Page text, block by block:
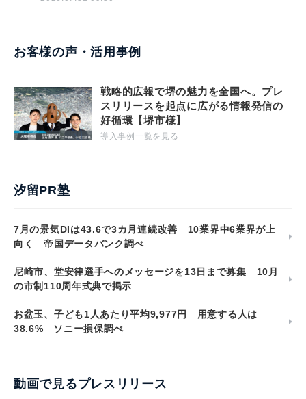
お客様の声・活用事例
戦略的広報で堺の魅力を全国へ。プレ
スリリースを起点に広がる情報発信の
好循環【堺市様】
導入事例一覧を見る
汐留PR塾
7月の景気DIは43.6で3カ月連続改善 10業界中6業界が上
向く 帝国データバンク調べ
尼崎市、堂安律選手へのメッセージを13日まで募集 10月
の市制110周年式典で掲示
お盆玉、子ども1人あたり平均9,977円 用意する人は
38.6% ソニー損保調べ
動画で見るプレスリリース